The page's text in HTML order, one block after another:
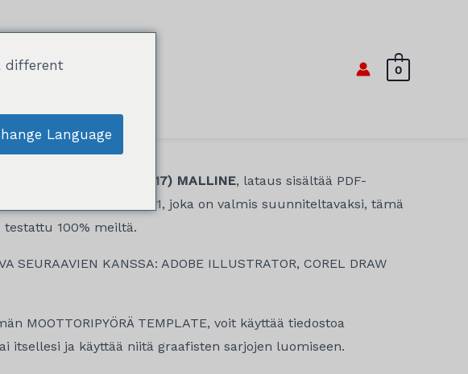
0
MT FZ 07 (2014-2017) MALLINE, lataus sisältää PDF-
mittakaavassa 1:1, joka on valmis suunniteltavaksi, tämä
testattu 100% meiltä.
SEURAAVIEN KANSSA: ADOBE ILLUSTRATOR, COREL DRAW
MOOTTORIPYÖRÄ TEMPLATE, voit käyttää tiedostoa
itsellesi ja käyttää niitä graafisten sarjojen luomiseen.
different
Language